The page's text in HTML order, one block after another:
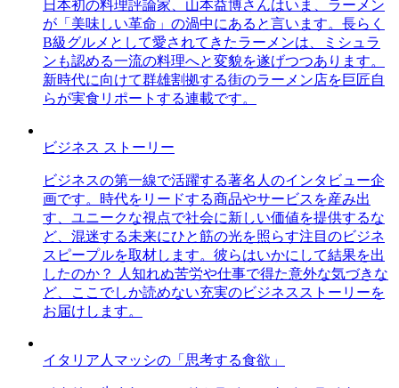
日本初の料理評論家、山本益博さんはいま、ラーメン
が「美味しい革命」の渦中にあると言います。長らく
B級グルメとして愛されてきたラーメンは、ミシュラ
ンも認める一流の料理へと変貌を遂げつつあります。
新時代に向けて群雄割拠する街のラーメン店を巨匠自
らが実食リポートする連載です。
ビジネス ストーリー
ビジネスの第一線で活躍する著名人のインタビュー企
画です。時代をリードする商品やサービスを産み出
す、ユニークな視点で社会に新しい価値を提供するな
ど、混迷する未来にひと筋の光を照らす注目のビジネ
スピープルを取材します。彼らはいかにして結果を出
したのか？ 人知れぬ苦労や仕事で得た意外な気づきな
ど、ここでしか読めない充実のビジネスストーリーを
お届けします。
イタリア人マッシの「思考する食欲」